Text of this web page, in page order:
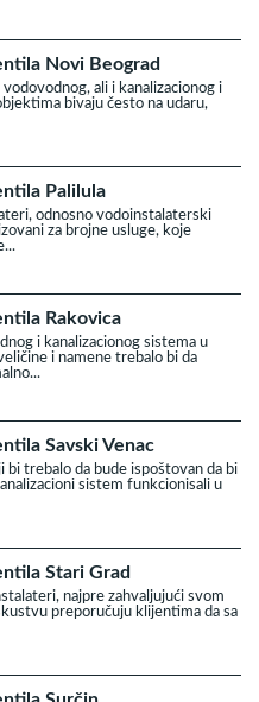
Novi Beograd
vodovodnog, ali i kanalizacionog i
bivaju često na udaru,
Palilula
odnosno vodoinstalaterski
za brojne usluge, koje
Rakovica
i kanalizacionog sistema u
i namene trebalo bi da
Savski Venac
bi trebalo da bude ispoštovan da bi
sistem funkcionisali u
Stari Grad
najpre zahvaljujući svom
preporučuju klijentima da sa